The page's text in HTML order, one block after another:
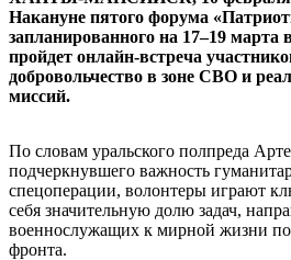
Накануне пятого форума
запланированного на 17–19
пройдет онлайн-встреча
добровольчество в зоне СВО и
миссий.
По словам уральского полпреда
подчеркнувшего важность
спецоперации, волонтеры играют
себя значительную долю задач,
военнослужащих к мирной жизни
фронта.